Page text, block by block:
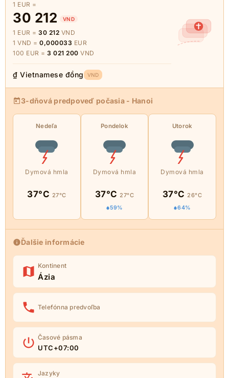
1 EUR =
30 212 VND
1 EUR = 30 212 VND
1 VND = 0,000033 EUR
100 EUR = 3 021 200 VND
₫ Vietnamese đồng VND
3-dňová predpoveď počasia - Hanoi
Nedeľa
Dymová hmla
37°C 27°C
Pondelok
Dymová hmla
37°C27°C
59%
Utorok
Dymová hmla
37°C26°C
64%
Ďalšie informácie
Kontinent
Ázia
Telefónna predvoľba
Časové pásma
UTC+07:00
Jazyky